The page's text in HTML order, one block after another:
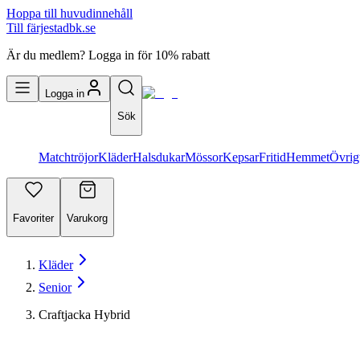
Hoppa till huvudinnehåll
Till färjestadbk.se
Är du medlem? Logga in för 10% rabatt
Logga in
Sök
MatchtröjorKläderHalsdukarMössorKepsarFritidHemmet
Favoriter Varukorg
Kläder
Senior
Craftjacka Hybrid